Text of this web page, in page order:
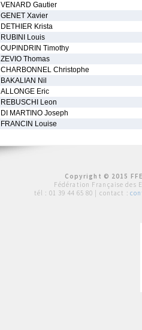
VENARD Gautier
GENET Xavier
DETHIER Krista
RUBINI Louis
OUPINDRIN Timothy
ZEVIO Thomas
CHARBONNEL Christophe
BAKALIAN Nil
ALLONGE Eric
REBUSCHI Leon
DI MARTINO Joseph
FRANCIN Louise
Copyright © 2015
Fédération Française des
tél : 01 39 44 65 80 | contact :